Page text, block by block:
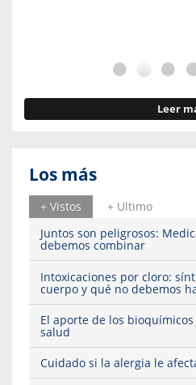
Leer
Los más
+ Vistos
+ Ultimo
Juntos son peligrosos:
debemos combinar
Intoxicaciones por cloro:
cuerpo y qué no debemos
El aporte de los
salud
Cuidado si la alergia le